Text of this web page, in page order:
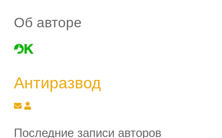
Об авторе
Антиразвод
Подписаться на обновление автора
Антиразвод
Последние записи авторов